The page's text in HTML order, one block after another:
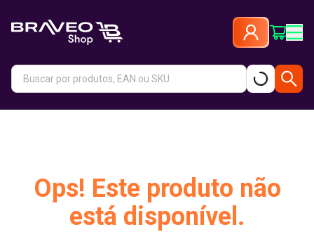
Ops! Este produto não
está disponível.